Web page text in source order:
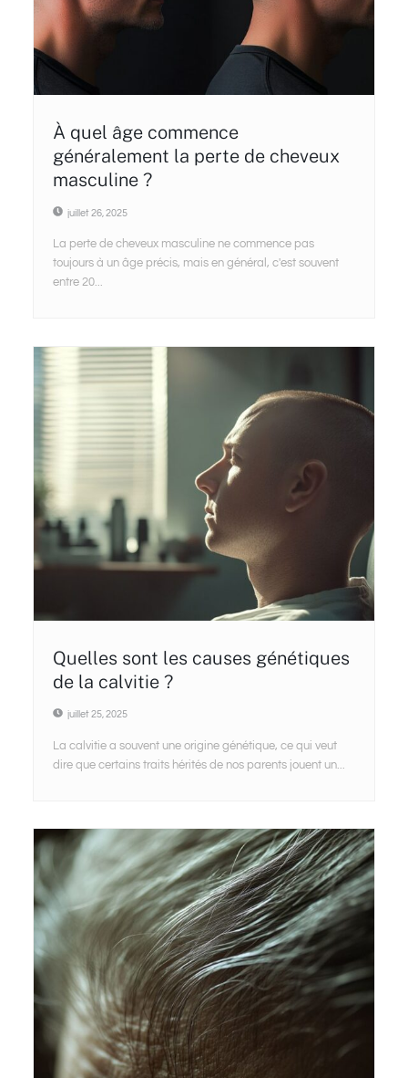
À quel âge commence
généralement la perte de cheveux
masculine ?
juillet 26, 2025
La perte de cheveux masculine ne commence pas
toujours à un âge précis, mais en général, c'est souvent
entre 20...
Quelles sont les causes génétiques
de la calvitie ?
juillet 25, 2025
La calvitie a souvent une origine génétique, ce qui veut
dire que certains traits hérités de nos parents jouent un...